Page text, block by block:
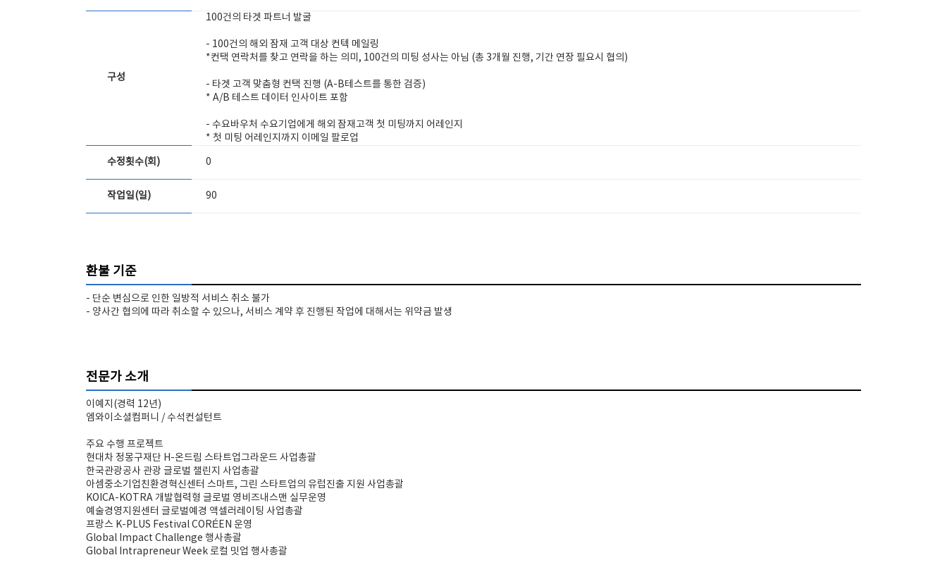
구성
100건의 타겟 파트너 발굴
- 100건의 해외 잠재 고객 대상 컨텍 메일링
*컨택 연락처를 찾고 연락을 하는 의미, 100건의 미팅 성사는 아님 (총 3개월 진행, 기간 연장 필요시 협의)
- 타겟 고객 맞춤형 컨택 진행 (A-B테스트를 통한 검증)
* A/B 테스트 데이터 인사이트 포함
- 수요바우처 수요기업에게 해외 잠재고객 첫 미팅까지 어레인지
* 첫 미팅 어레인지까지 이메일 팔로업
수정횟수(회) 0
작업일(일) 90
환불 기준
- 단순 변심으로 인한 일방적 서비스 취소 불가
- 양사간 협의에 따라 취소할 수 있으나, 서비스 계약 후 진행된 작업에 대해서는 위약금 발생
전문가 소개
이예지(경력 12년)
엠와이소셜컴퍼니 / 수석컨설턴트
주요 수행 프로젝트
현대차 정몽구재단 H-온드림 스타트업그라운드 사업총괄
한국관광공사 관광 글로벌 챌린지 사업총괄
아셈중소기업친환경혁신센터 스마트, 그린 스타트업의 유럽진출 지원 사업총괄
KOICA-KOTRA 개발협력형 글로벌 영비즈내스맨 실무운영
예술경영지원센터 글로벌예경 액셀러레이팅 사업총괄
프랑스 K-PLUS Festival CORÉEN 운영
Global Impact Challenge 행사총괄
Global Intrapreneur Week 로컬 밋업 행사총괄